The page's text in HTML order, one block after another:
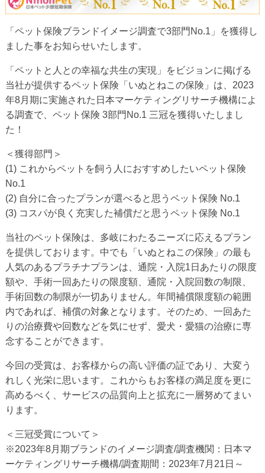
「ペット保険ブランドイメージ調査で3部門No.1」を獲得し
ました事をお知らせいたします。
「ペットと人との幸福な共生の実現」をビジョンに掲げる
当社が提供するペット保険「いぬとねこの保険」は、2023
年8月期に実施された日本マーケティングリサーチ機構によ
る調査で、ペット保険 3部門No.1 三冠を獲得いたしまし
た！
＜獲得部門＞
(1) これからペットを飼う人におすすめしたいペット保険
No.1
(2) 自分に合ったプランが選べると思うペット保険 No.1
(3) コスパが良く充実した補償だと思うペット保険 No.1
当社のペット保険は、多岐にわたるニーズに応えるプラン
を提供しております。中でも「いぬとねこの保険」の最も
人気のあるプラチナプランは、通院・入院1日あたりの限度
額や、手術一回あたりの限度額、通院・入院回数の制限、
手術回数の制限が一切ありません。年間補償限度額の範囲
内であれば、補償の対象となります。そのため、一回あた
りの治療費や回数などを気にせず、愛犬・愛猫の治療に専
念することができます。
今回の受賞は、お客様からの高い評価の証であり、大変う
れしく光栄に思います。これからもお客様の満足度を更に
高めるべく、サービスの品質向上と拡充に一層努めてまい
ります。
＜三冠受賞について＞
※2023年8月期ブランドのイメージ調査/調査機関：日本マ
ーケティングリサーチ機構/調査期間：2023年7月21日～